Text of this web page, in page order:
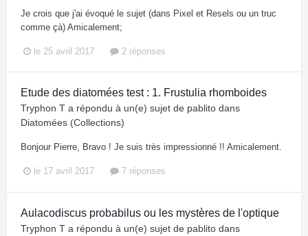
Je crois que j'ai évoqué le sujet (dans Pixel et Resels ou un truc
comme çà) Amicalement;
le 25 avril 2017 2 réponses
Etude des diatomées test : 1. Frustulia rhomboides
Tryphon T a répondu à un(e) sujet de pablito dans
Diatomées (Collections)
Bonjour Pierre, Bravo ! Je suis très impressionné !! Amicalement.
le 17 avril 2017 7 réponses
Aulacodiscus probabilus ou les mystères de l'optique
Tryphon T a répondu à un(e) sujet de pablito dans